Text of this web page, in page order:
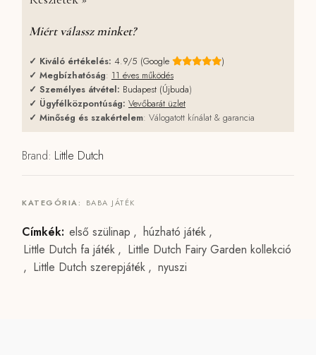
Miért válassz minket?
✓ Kiváló értékelés: 4.9/5 (Google
)
✓ Megbízhatóság: 11 éves működés
✓ Személyes átvétel: Budapest (Újbuda)
✓ Ügyfélközpontúság: Vevőbarát üzlet
✓ Minőség és szakértelem: Válogatott kínálat & garancia
Brand: Little Dutch
KATEGÓRIA: BABA JÁTÉK
Címkék: első szülinap , húzható játék ,
Little Dutch fa játék , Little Dutch Fairy Garden kollekció
, Little Dutch szerepjáték , nyuszi